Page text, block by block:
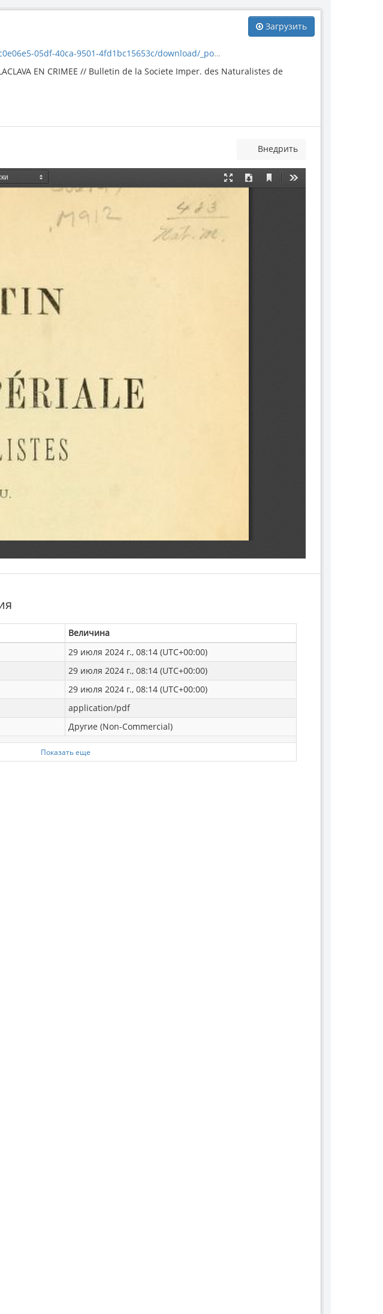
Загрузить
40ca-9501-4fd1bc15653c/download/_posidonomya.pdf
EN CRIMEE // Bulletin de la Societe Imper. des Naturalistes de
Внедрить
Величина
29 июля 2024 г., 08:14 (UTC+00:00)
29 июля 2024 г., 08:14 (UTC+00:00)
29 июля 2024 г., 08:14 (UTC+00:00)
application/pdf
Другие (Non-Commercial)
Показать еще